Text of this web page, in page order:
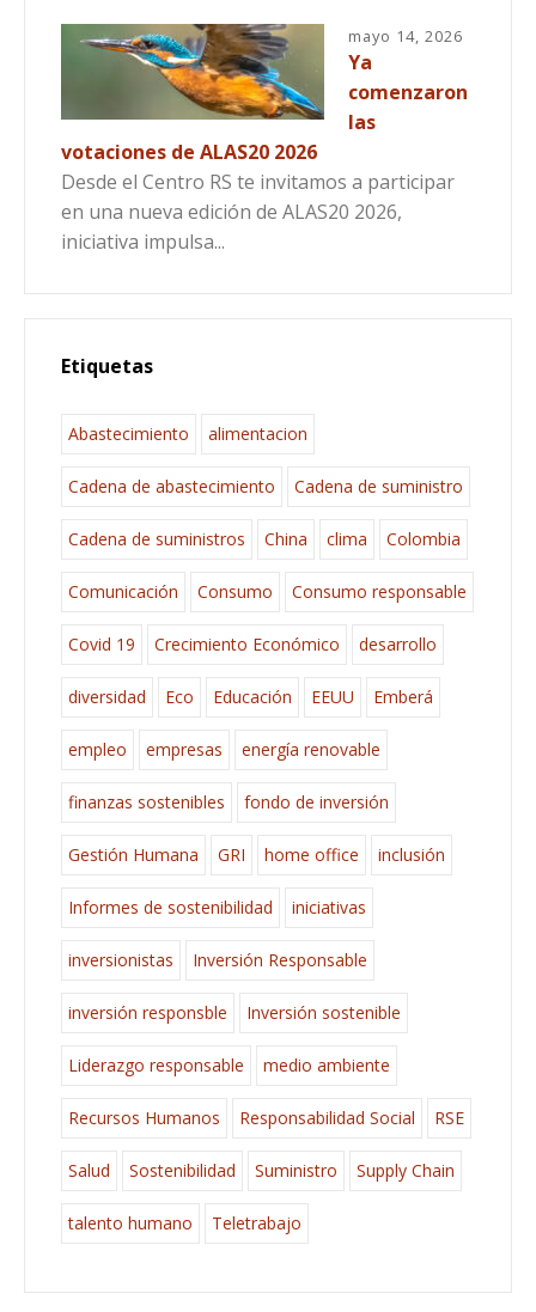
mayo 14, 2026
Ya
comenzaron
las
votaciones de ALAS20 2026
Desde el Centro RS te invitamos a participar
en una nueva edición de ALAS20 2026,
iniciativa impulsa...
Etiquetas
Abastecimiento alimentacion
Cadena de abastecimiento Cadena de suministro
Cadena de suministros China clima Colombia
Comunicación Consumo Consumo responsable
Covid 19 Crecimiento Económico desarrollo
diversidad Eco Educación EEUU Emberá
empleo empresas energía renovable
finanzas sostenibles fondo de inversión
Gestión Humana GRI home office inclusión
Informes de sostenibilidad iniciativas
inversionistas Inversión Responsable
inversión responsble Inversión sostenible
Liderazgo responsable medio ambiente
Recursos Humanos Responsabilidad Social RSE
Salud Sostenibilidad Suministro Supply Chain
talento humano Teletrabajo